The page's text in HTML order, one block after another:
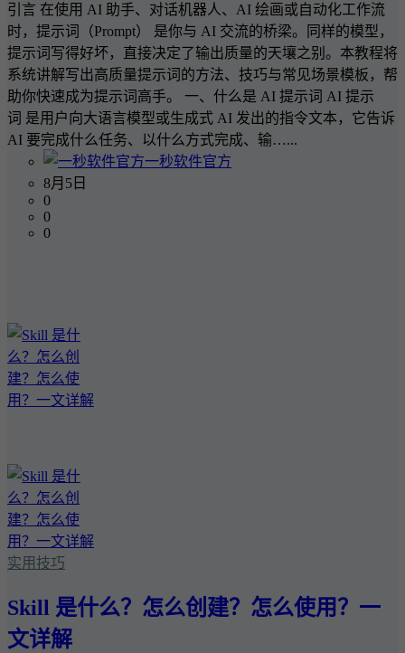
引言 在使用 AI 助手、对话机器人、AI 绘画或自动化工作流
时，提示词（Prompt） 是你与 AI 交流的桥梁。同样的模型，
提示词写得好坏，直接决定了输出质量的天壤之别。本教程将
系统讲解写出高质量提示词的方法、技巧与常见场景模板，帮
助你快速成为提示词高手。 一、什么是 AI 提示词 AI 提示
词 是用户向大语言模型或生成式 AI 发出的指令文本，它告诉
AI 要完成什么任务、以什么方式完成、输…...
一秒软件官方
8月5日
0
0
0
实用技巧
Skill 是什么？怎么创建？怎么使用？一
文详解